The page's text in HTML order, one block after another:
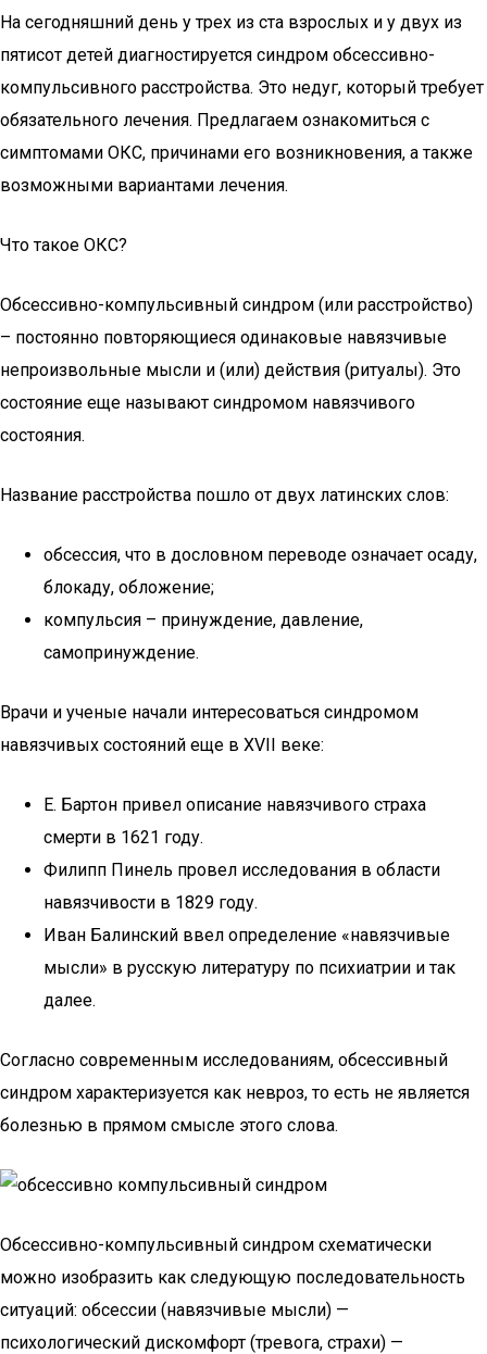
На сегодняшний день у трех из ста взрослых и у двух из
пятисот детей диагностируется синдром обсессивно-
компульсивного расстройства. Это недуг, который требует
обязательного лечения. Предлагаем ознакомиться с
симптомами ОКС, причинами его возникновения, а также
возможными вариантами лечения.
Что такое ОКС?
Обсессивно-компульсивный синдром (или расстройство)
– постоянно повторяющиеся одинаковые навязчивые
непроизвольные мысли и (или) действия (ритуалы). Это
состояние еще называют синдромом навязчивого
состояния.
Название расстройства пошло от двух латинских слов:
обсессия, что в дословном переводе означает осаду,
блокаду, обложение;
компульсия – принуждение, давление,
самопринуждение.
Врачи и ученые начали интересоваться синдромом
навязчивых состояний еще в XVII веке:
Е. Бартон привел описание навязчивого страха
смерти в 1621 году.
Филипп Пинель провел исследования в области
навязчивости в 1829 году.
Иван Балинский ввел определение «навязчивые
мысли» в русскую литературу по психиатрии и так
далее.
Согласно современным исследованиям, обсессивный
синдром характеризуется как невроз, то есть не является
болезнью в прямом смысле этого слова.
Обсессивно-компульсивный синдром схематически
можно изобразить как следующую последовательность
ситуаций: обсессии (навязчивые мысли) —
психологический дискомфорт (тревога, страхи) —